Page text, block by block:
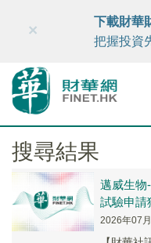
財華智庫網
×
下載財華
把握投資
搜尋結果
邁威生物
試驗申請
2026年07